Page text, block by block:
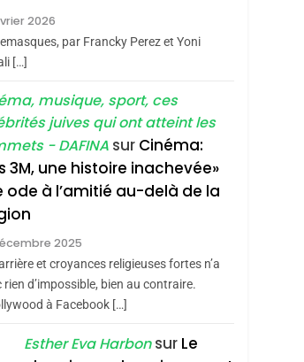
Accords D’Isaac:
L’alliance Pourrait
S’étendre À 13 Pays
D’Amérique Latine
ISRAÉL JUDAISME
Meurtrière Selon Le
Rapport D’ADL
Contre
L’antisémitisme
FRANCE ISRAÉL
FIÈRE, DIGNE ET
RÉSILIENTE :
2026
par Francky Perez et Yoni
[…]
musique, sport, ces
juives qui ont atteint les
- DAFINA sur Cinéma:
3M, une histoire inachevée»
ode à l’amitié au-delà de la
2025
et croyances religieuses fortes n’a
rien d’impossible, bien au contraire.
à Facebook […]
Esther Eva Harbonsur Le